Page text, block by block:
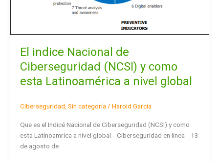
El indice Nacional de
Ciberseguridad (NCSI) y como
esta Latinoamérica a nivel global
Ciberseguridad, Sin categoría/ Harold Garcia
Que es el Indicé Nacional de Ciberseguridad (NCSI) y como
esta Latinoamrica a nivel global Ciberseguridad en linea 13
de agosto de